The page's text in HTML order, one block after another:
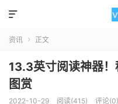

资讯  正文
13.3英寸阅读神器
图赏
2022-10-29 阅读(415) 评论(0)